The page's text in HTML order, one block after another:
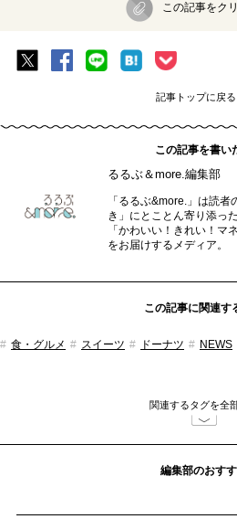
この記事をク
記事トップに戻る
この記事を書い
るるぶ＆more.編集部
「るるぶ&more.」は読
き」にとことん寄り添っ
「かわいい！きれい！マ
をお届けするメディア。
この記事に関連す
食・グルメ スイーツ ドーナツ NEWS
関連するタグを全
編集部のおす